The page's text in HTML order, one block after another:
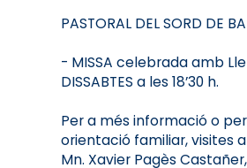
PASTORAL DEL SORD DE
- MISSA celebrada amb
DISSABTES a les 18’30 h.
Per a més informació o
orientació familiar, visites
Mn. Xavier Pagès